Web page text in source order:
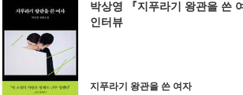
박상영 『지푸라기 왕관을 쓴
인터뷰
지푸라기 왕관을 쓴 여자